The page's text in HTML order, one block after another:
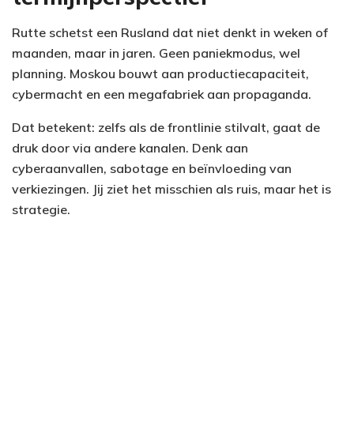
Rutte schetst een Rusland dat niet denkt in weken of
maanden, maar in jaren. Geen paniekmodus, wel
planning. Moskou bouwt aan productiecapaciteit,
cybermacht en een megafabriek aan propaganda.
Dat betekent: zelfs als de frontlinie stilvalt, gaat de
druk door via andere kanalen. Denk aan
cyberaanvallen, sabotage en beïnvloeding van
verkiezingen. Jij ziet het misschien als ruis, maar het is
strategie.